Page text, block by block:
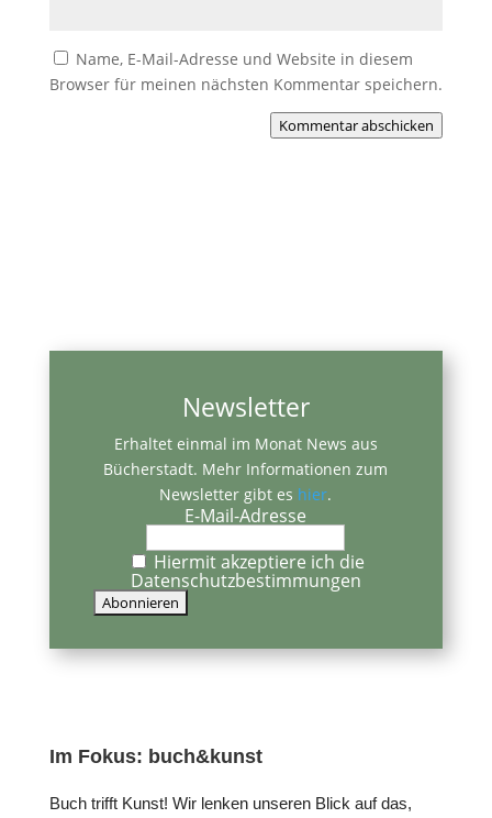
Name, E-Mail-Adresse und Website in diesem
Browser für meinen nächsten Kommentar speichern.
Kommentar abschicken
Newsletter
Erhaltet einmal im Monat News aus
Bücherstadt. Mehr Informationen zum
Newsletter gibt es hier.
E-Mail-Adresse
Hiermit akzeptiere ich die
Datenschutzbestimmungen
Im Fokus: buch&kunst
Buch trifft Kunst! Wir lenken unseren Blick auf das,